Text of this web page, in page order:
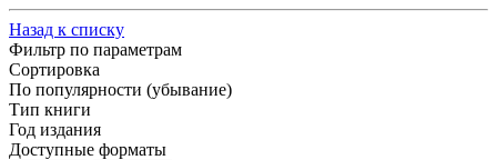
Назад к списку
Фильтр по параметрам
Сортировка
По популярности (убывание)
Тип книги
Год издания
Доступные форматы